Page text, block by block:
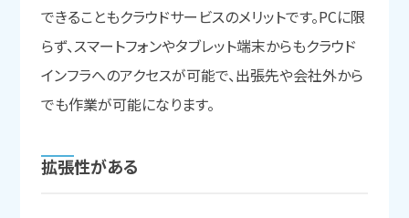
できることもクラウドサービスのメリットです。PCに限
らず、スマートフォンやタブレット端末からもクラウド
インフラへのアクセスが可能で、出張先や会社外から
でも作業が可能になります。
拡張性がある